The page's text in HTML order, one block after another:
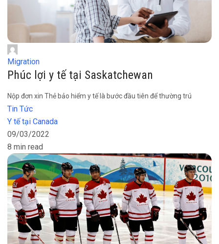
Migration
Phúc lợi y tế tại Saskatchewan
Nộp đơn xin Thẻ bảo hiểm y tế là bước đầu tiên để thường trú
Tin Tức
Y tế tại Canada
09/03/2022
8 min read